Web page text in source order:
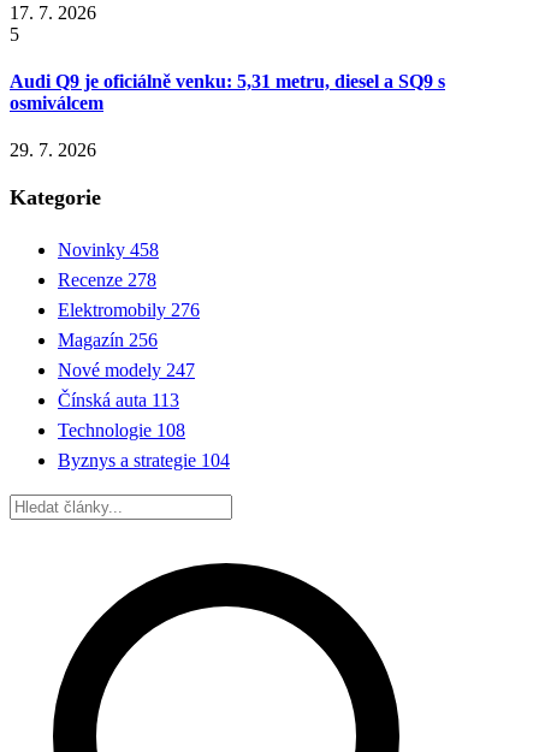
17. 7. 2026
5
Audi Q9 je oficiálně venku: 5,31 metru, diesel a SQ9 s
osmiválcem
29. 7. 2026
Kategorie
Novinky 458
Recenze 278
Elektromobily 276
Magazín 256
Nové modely 247
Čínská auta 113
Technologie 108
Byznys a strategie 104
Hledat: